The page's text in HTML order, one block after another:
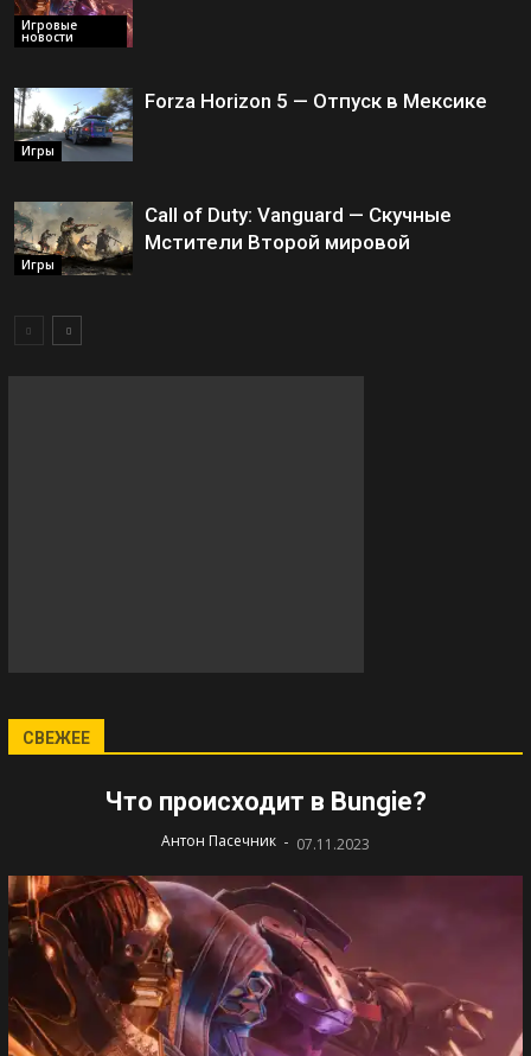
Игровые
новости
Игры
Forza Horizon 5 — Отпуск в Мексике
Игры
Call of Duty: Vanguard — Скучные
Мстители Второй мировой
СВЕЖЕЕ
Что происходит в Bungie?
Антон Пасечник - 07.11.2023